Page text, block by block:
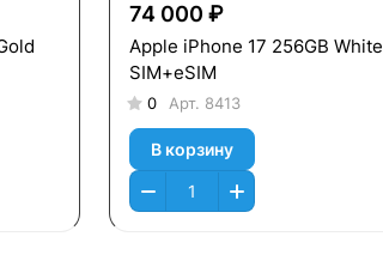
74 000 ₽
Apple iPhone 17 256GB White
SIM+eSIM
0 Арт. 8413
В корзину